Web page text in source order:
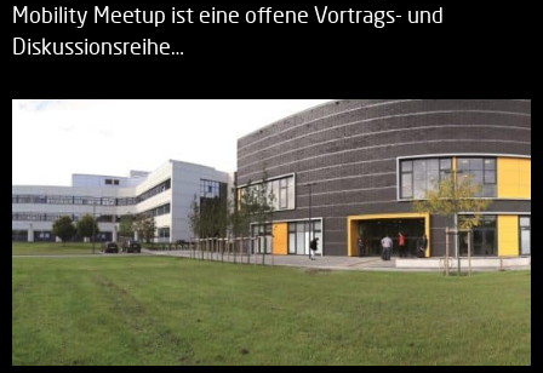
Mobility Meetup ist eine offene Vortrags- und
Diskussionsreihe…